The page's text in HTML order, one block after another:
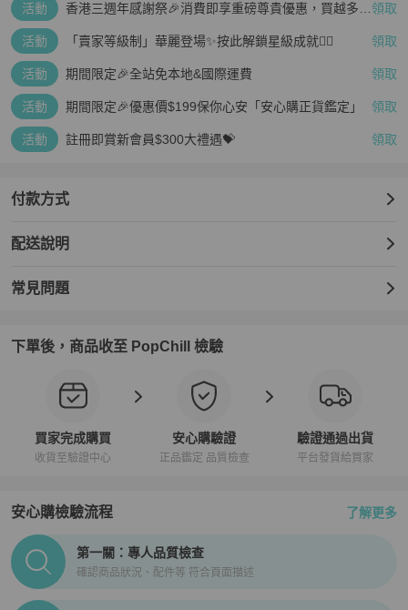
活動
香港三週年感謝祭🎉消費即享重磅尊貴優惠，買越多、 領取
活動 「賣家等級制」華麗登場✨按此解鎖星級成就👆🏻 領取
活動 期間限定🎉全站免本地&國際運費 領取
活動 期間限定🎉優惠價$199保你心安「安心購正貨鑑定」 領取
活動 註冊即賞新會員$300大禮遇💝 領取
付款方式
配送說明
常見問題
下單後，商品收至 PopChill 檢驗
買家完成購買
收貨至驗證中心
安心購驗證
正品鑑定 品質檢查
驗證通過出貨
平台發貨給買家
安心購檢驗流程 了解更多
PopChill拍拍圈正品驗證、安心購檢驗流程介紹
第一關：專人品質檢查
確認商品狀況、配件等 符合頁面描述